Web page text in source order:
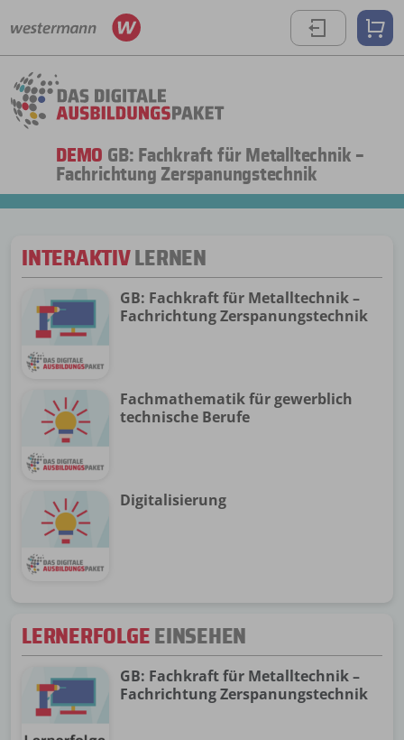
DEMO GB: Fachkraft für Metalltechnik –
Fachrichtung Zerspanungstechnik
INTERAKTIVLERNEN
GB: Fachkraft für Metalltechnik –
Fachrichtung Zerspanungstechnik
Fachmathematik für gewerblich
technische Berufe
Digitalisierung
LERNERFOLGE EINSEHEN
GB: Fachkraft für Metalltechnik –
Fachrichtung Zerspanungstechnik